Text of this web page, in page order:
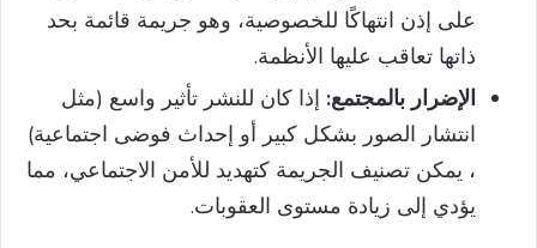
على إذن انتهاكًا للخصوصية، وهو جريمة قائمة بحد
ذاتها تعاقب عليها الأنظمة.
الإضرار بالمجتمع: إذا كان للنشر تأثير واسع (مثل
انتشار الصور بشكل كبير أو إحداث فوضى اجتماعية)
، يمكن تصنيف الجريمة كتهديد للأمن الاجتماعي، مما
يؤدي إلى زيادة مستوى العقوبات.